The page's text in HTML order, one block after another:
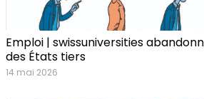
Emploi | swissuniversities
des États tiers
14 mai 2026